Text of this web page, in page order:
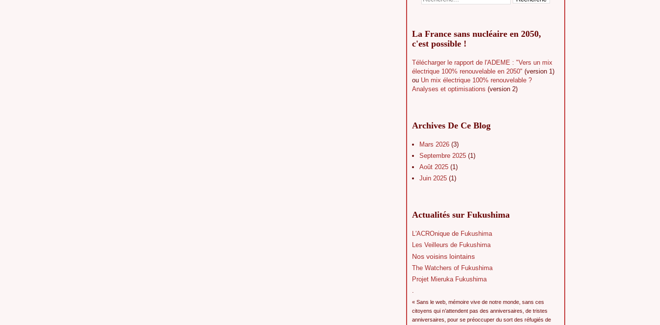
La France sans nucléaire en 2050,
c'est possible !
Télécharger le rapport de l'ADEME : "Vers un mix
électrique 100% renouvelable en 2050" (version 1)
ou Un mix électrique 100% renouvelable ?
Analyses et optimisations (version 2)
Archives De Ce Blog
Mars 2026 (3)
Septembre 2025 (1)
Août 2025 (1)
Juin 2025 (1)
Actualités sur Fukushima
L'ACROnique de Fukushima
Les Veilleurs de Fukushima
Nos voisins lointains
The Watchers of Fukushima
Projet Mieruka Fukushima
.
« Sans le web, mémoire vive de notre monde, sans ces
citoyens qui n’attendent pas des anniversaires, de tristes
anniversaires, pour se préoccuper du sort des réfugiés de